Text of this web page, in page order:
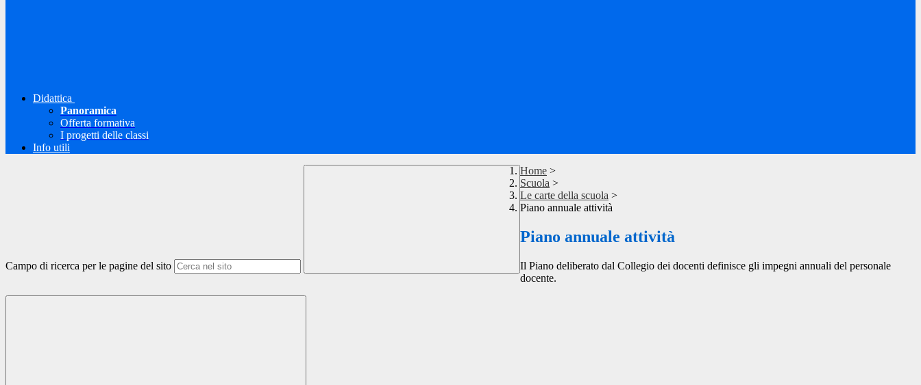
Didattica
Panoramica
Offerta formativa
I progetti delle classi
Info utili
Campo di ricerca per le pagine del sito
Home >
Scuola >
Le carte della scuola >
Piano annuale attività
Piano annuale attività
Il Piano deliberato dal Collegio dei docenti definisce gli impegni annuali del personale
docente.